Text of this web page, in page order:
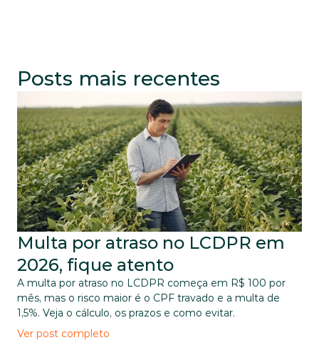
Posts mais recentes
Multa por atraso no LCDPR em
2026, fique atento
A multa por atraso no LCDPR começa em R$ 100 por
mês, mas o risco maior é o CPF travado e a multa de
1,5%. Veja o cálculo, os prazos e como evitar.
Ver post completo